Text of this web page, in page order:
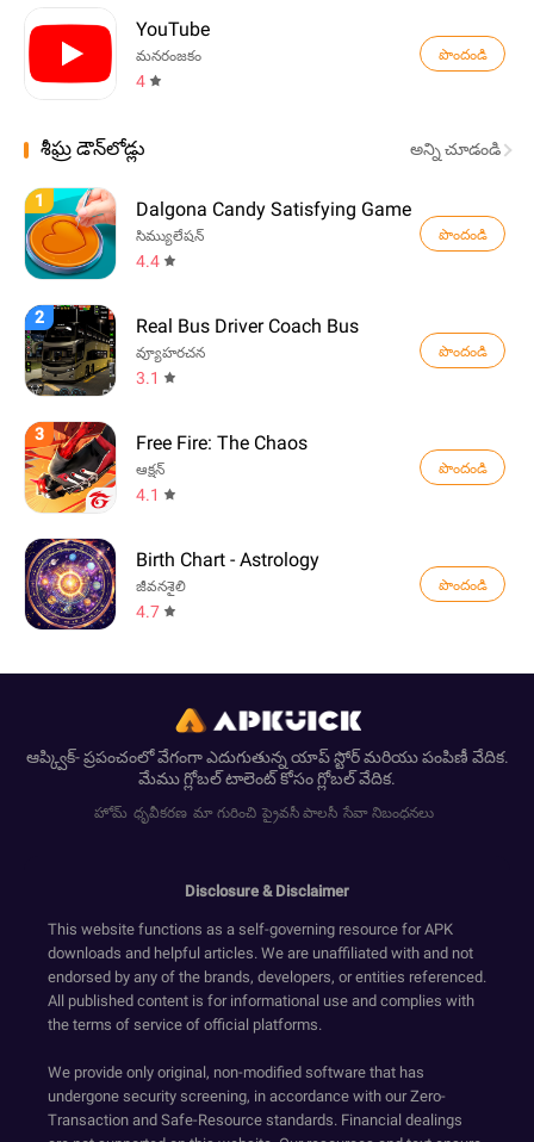
YouTube
మనరంజకం
4
పొందండి
శీఘ్ర డౌన్‌లోడ్లు అన్ని చూడండి
1 Dalgona Candy Satisfying Game
సిమ్యులేషన్
4.4
పొందండి
2 Real Bus Driver Coach Bus
వ్యూహరచన
3.1
పొందండి
3 Free Fire: The Chaos
ఆక్షన్
4.1
పొందండి
Birth Chart - Astrology
జీవనశైలి
4.7
పొందండి
ఆప్క్విక్- ప్రపంచంలో వేగంగా ఎదుగుతున్న యాప్ స్టోర్ మరియు పంపిణీ వేదిక.
మేము గ్లోబల్ టాలెంట్ కోసం గ్లోబల్ వేదిక.
హోమ్ ధృవీకరణ మా గురించి ప్రైవసీ పాలసీ సేవా నిబంధనలు
Disclosure & Disclaimer
This website functions as a self-governing resource for APK
downloads and helpful articles. We are unaffiliated with and not
endorsed by any of the brands, developers, or entities referenced.
All published content is for informational use and complies with
the terms of service of official platforms.
We provide only original, non-modified software that has
undergone security screening, in accordance with our Zero-
Transaction and Safe-Resource standards. Financial dealings